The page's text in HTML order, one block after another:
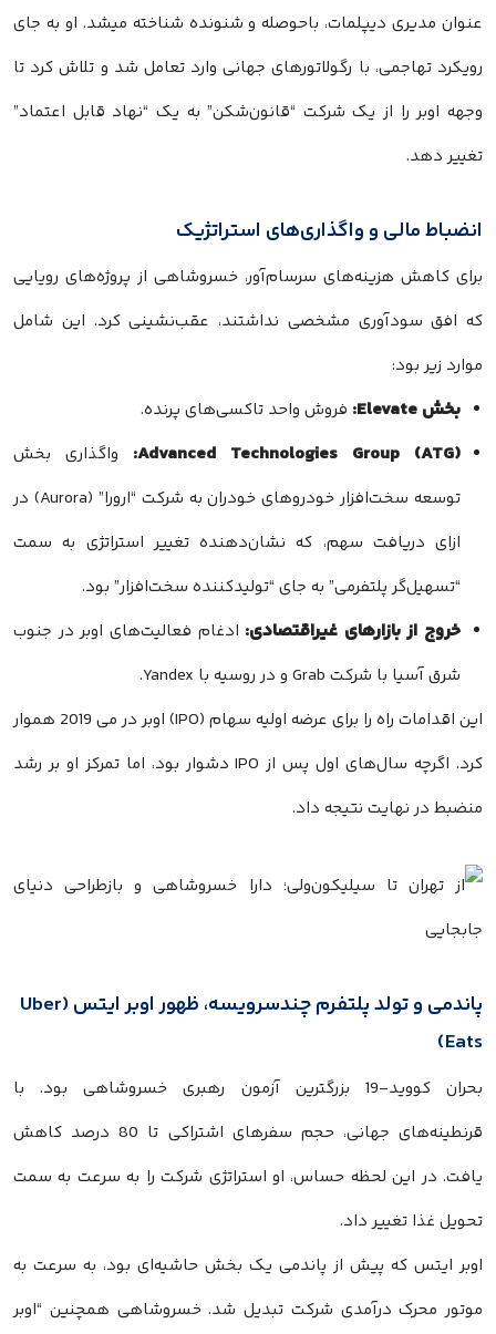
عنوان مدیری دیپلمات، باحوصله و شنونده شناخته میشد. او به جای
رویکرد تهاجمی، با رگولاتورهای جهانی وارد تعامل شد و تلاش کرد تا
وجهه اوبر را از یک شرکت “قانون‌شکن” به یک “نهاد قابل اعتماد”
تغییر دهد.
انضباط مالی و واگذاری‌های استراتژیک
برای کاهش هزینه‌های سرسام‌آور، خسروشاهی از پروژه‌های رویایی
که افق سودآوری مشخصی نداشتند، عقب‌نشینی کرد. این شامل
موارد زیر بود:
بخش Elevate: فروش واحد تاکسی‌های پرنده.
Advanced Technologies Group (ATG):
واگذاری بخش
توسعه سخت‌افزار خودروهای خودران به شرکت “ارورا” (Aurora) در
ازای دریافت سهم، که نشان‌دهنده تغییر استراتژی به سمت
“تسهیل‌گر پلتفرمی” به جای “تولیدکننده سخت‌افزار” بود.
خروج از بازارهای غیراقتصادی: ادغام فعالیت‌های اوبر در جنوب
شرق آسیا با شرکت Grab و در روسیه با Yandex.
این اقدامات راه را برای عرضه اولیه سهام (IPO) اوبر در می 2019 هموار
کرد. اگرچه سال‌های اول پس از IPO دشوار بود، اما تمرکز او بر رشد
منضبط در نهایت نتیجه داد.
پاندمی و تولد پلتفرم چندسرویسه، ظهور اوبر ایتس (Uber
Eats)
بحران کووید-19 بزرگترین آزمون رهبری خسروشاهی بود. با
قرنطینه‌های جهانی، حجم سفرهای اشتراکی تا 80 درصد کاهش
یافت. در این لحظه حساس، او استراتژی شرکت را به سرعت به سمت
تحویل غذا تغییر داد.
اوبر ایتس که پیش از پاندمی یک بخش حاشیه‌ای بود، به سرعت به
موتور محرک درآمدی شرکت تبدیل شد. خسروشاهی همچنین “اوبر